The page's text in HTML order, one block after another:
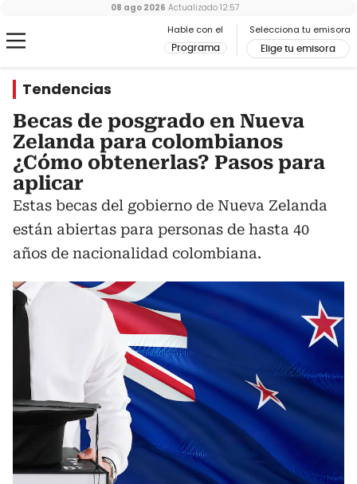
Hable con el
Programa
Selecciona tu emisora
Elige tu emisora
08 ago 2026 Actualizado 12:57
Tendencias
Becas de posgrado en Nueva
Zelanda para colombianos
¿Cómo obtenerlas? Pasos para
aplicar
Estas becas del gobierno de Nueva Zelanda
están abiertas para personas de hasta 40
años de nacionalidad colombiana.